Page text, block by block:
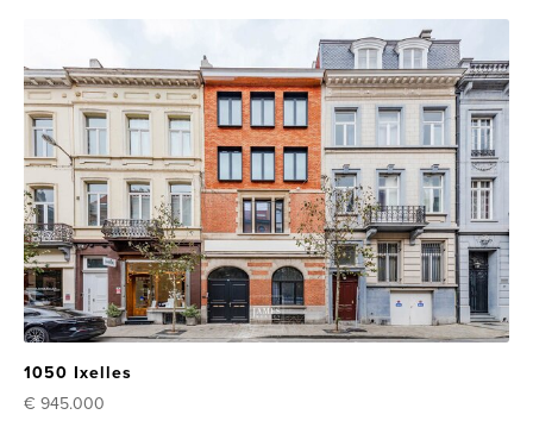
1050 Ixelles
€ 945.000